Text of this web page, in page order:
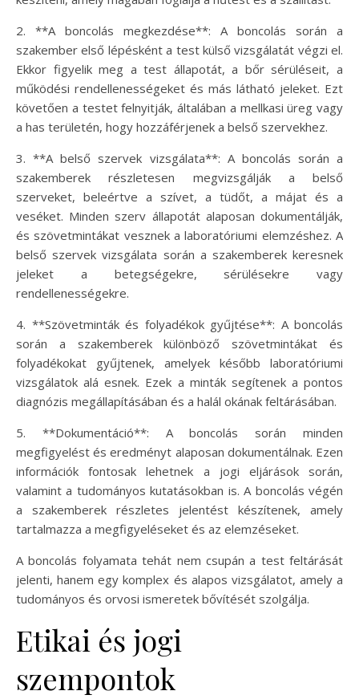
2. **A boncolás megkezdése**: A boncolás során a
szakember első lépésként a test külső vizsgálatát végzi el.
Ekkor figyelik meg a test állapotát, a bőr sérüléseit, a
működési rendellenességeket és más látható jeleket. Ezt
követően a testet felnyitják, általában a mellkasi üreg vagy
a has területén, hogy hozzáférjenek a belső szervekhez.
3. **A belső szervek vizsgálata**: A boncolás során a
szakemberek részletesen megvizsgálják a belső
szerveket, beleértve a szívet, a tüdőt, a májat és a
veséket. Minden szerv állapotát alaposan dokumentálják,
és szövetmintákat vesznek a laboratóriumi elemzéshez. A
belső szervek vizsgálata során a szakemberek keresnek
jeleket a betegségekre, sérülésekre vagy
rendellenességekre.
4. **Szövetminták és folyadékok gyűjtése**: A boncolás
során a szakemberek különböző szövetmintákat és
folyadékokat gyűjtenek, amelyek később laboratóriumi
vizsgálatok alá esnek. Ezek a minták segítenek a pontos
diagnózis megállapításában és a halál okának feltárásában.
5. **Dokumentáció**: A boncolás során minden
megfigyelést és eredményt alaposan dokumentálnak. Ezen
információk fontosak lehetnek a jogi eljárások során,
valamint a tudományos kutatásokban is. A boncolás végén
a szakemberek részletes jelentést készítenek, amely
tartalmazza a megfigyeléseket és az elemzéseket.
A boncolás folyamata tehát nem csupán a test feltárását
jelenti, hanem egy komplex és alapos vizsgálatot, amely a
tudományos és orvosi ismeretek bővítését szolgálja.
Etikai és jogi
szempontok